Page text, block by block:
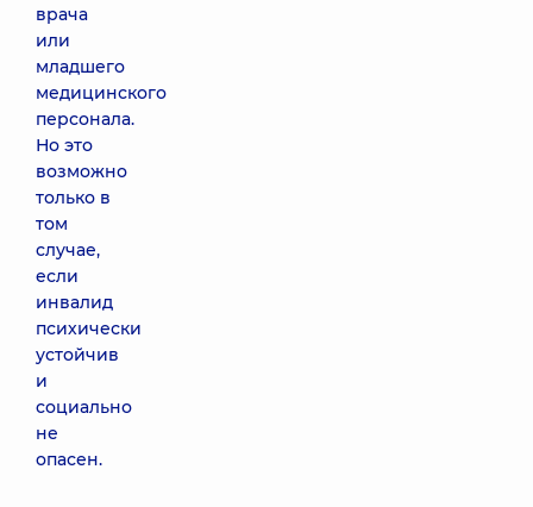
врача
или
младшего
медицинского
персонала.
Но это
возможно
только в
том
случае,
если
инвалид
психически
устойчив
и
социально
не
опасен.